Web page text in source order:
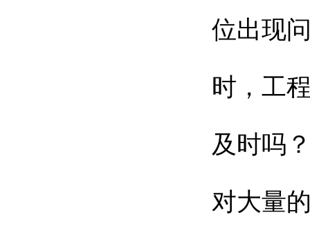
位出现
时，工
及时吗
对大量